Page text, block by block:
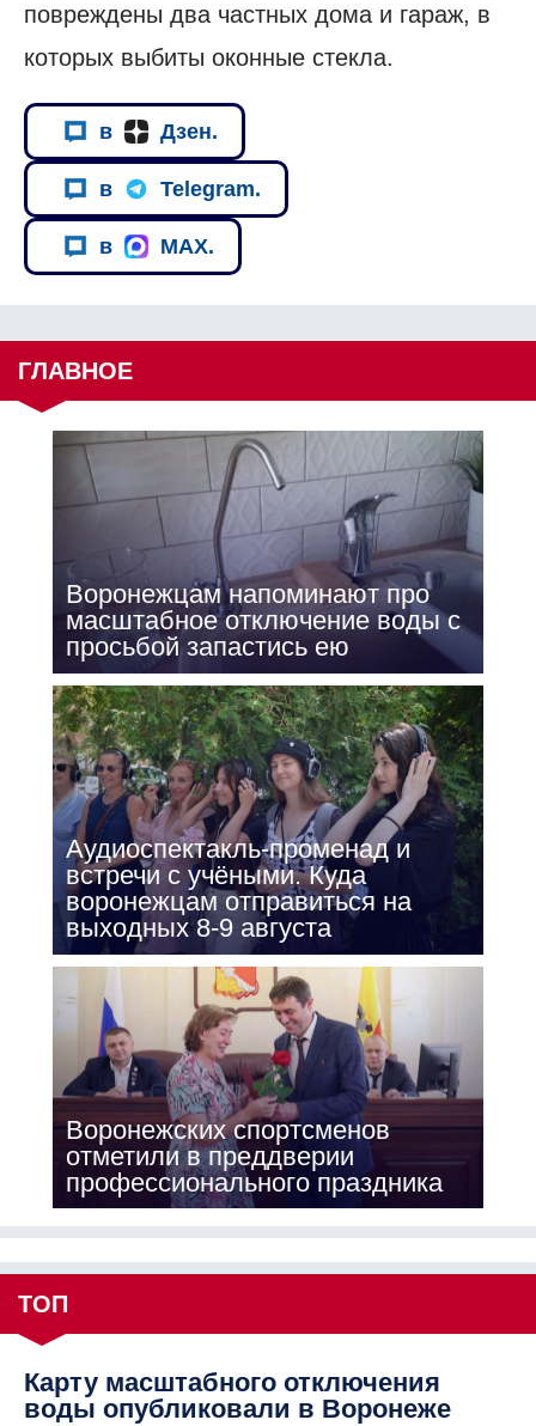
повреждены два частных дома и гараж, в
которых выбиты оконные стекла.
в Дзен.
в Telegram.
в MAX.
ГЛАВНОЕ
Воронежцам напоминают про
масштабное отключение воды с
просьбой запастись ею
Аудиоспектакль-променад и
встречи с учёными. Куда
воронежцам отправиться на
выходных 8-9 августа
Воронежских спортсменов
отметили в преддверии
профессионального праздника
ТОП
Карту масштабного отключения
воды опубликовали в Воронеже